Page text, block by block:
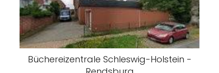
Büchereizentrale Schleswig-Holstein -